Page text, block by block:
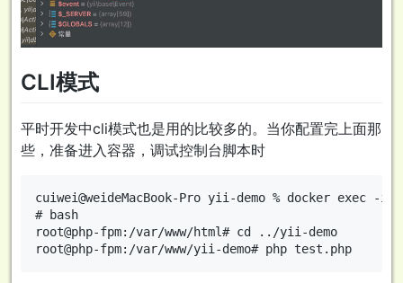
CLI模式
平时开发中cli模式也是用的比较多的。当你配置完上面那
些，准备进入容器，调试控制台脚本时
cuiwei@weideMacBook-Pro yii-demo % docker exec -it
# bash
root@php-fpm:/var/www/html# cd ../yii-demo